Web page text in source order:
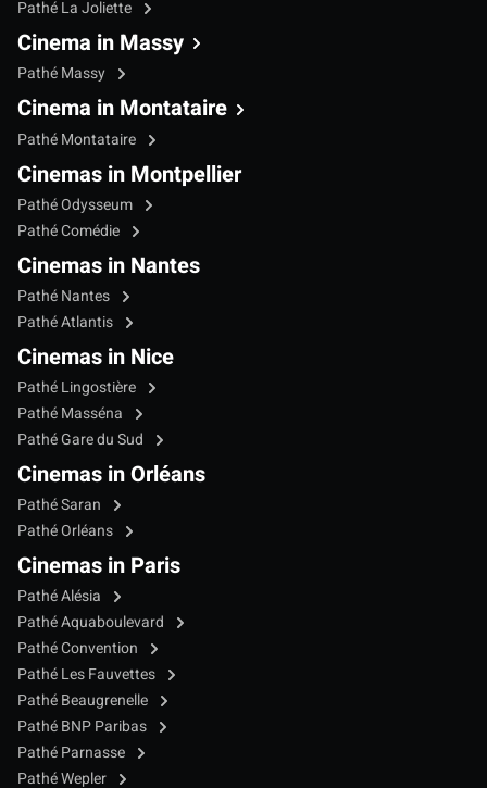
Pathé La Joliette
Cinema in Massy
Pathé Massy
Cinema in Montataire
Pathé Montataire
Cinemas in Montpellier
Pathé Odysseum
Pathé Comédie
Cinemas in Nantes
Pathé Nantes
Pathé Atlantis
Cinemas in Nice
Pathé Lingostière
Pathé Masséna
Pathé Gare du Sud
Cinemas in Orléans
Pathé Saran
Pathé Orléans
Cinemas in Paris
Pathé Alésia
Pathé Aquaboulevard
Pathé Convention
Pathé Les Fauvettes
Pathé Beaugrenelle
Pathé BNP Paribas
Pathé Parnasse
Pathé Wepler